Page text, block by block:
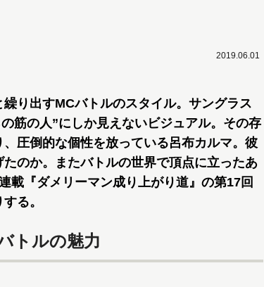
2019.06.01
り出すMCバトルのスタイル。サングラス
筋の人”にしか見えないビジュアル。その存
圧倒的な個性を放っている呂布カルマ。彼
のか。またバトルの世界で頂点に立ったあ
『ダメリーマン成り上がり道』の第17回
る。
トルの魅力